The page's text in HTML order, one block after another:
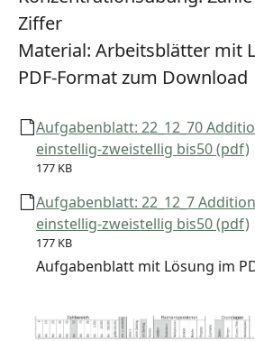
Ziffer
Material: Arbeitsblätter mit
PDF-Format zum Download
Aufgabenblatt: 22_12_70
einstellig-zweistellig bis50 (pdf)
177 KB
Aufgabenblatt: 22_12_7
einstellig-zweistellig bis50 (pdf)
177 KB
Aufgabenblatt mit Lösung im